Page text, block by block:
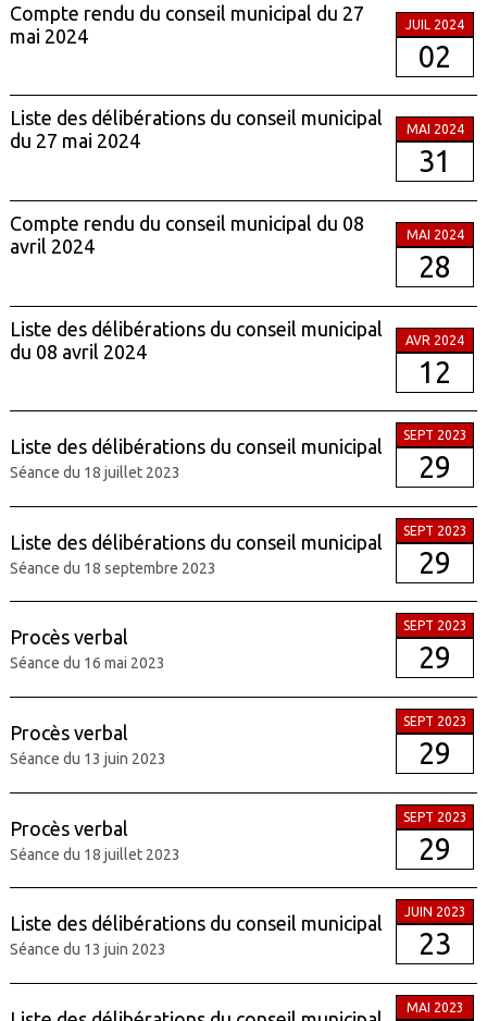
Compte rendu du conseil municipal du 27
mai 2024
JUIL 2024
02
Liste des délibérations du conseil municipal
du 27 mai 2024
MAI 2024
31
Compte rendu du conseil municipal du 08
avril 2024
MAI 2024
28
Liste des délibérations du conseil municipal
du 08 avril 2024
AVR 2024
12
Liste des délibérations du conseil municipal
Séance du 18 juillet 2023
SEPT 2023
29
Liste des délibérations du conseil municipal
Séance du 18 septembre 2023
SEPT 2023
29
Procès verbal
Séance du 16 mai 2023
SEPT 2023
29
Procès verbal
Séance du 13 juin 2023
SEPT 2023
29
Procès verbal
Séance du 18 juillet 2023
SEPT 2023
29
Liste des délibérations du conseil municipal
Séance du 13 juin 2023
JUIN 2023
23
MAI 2023